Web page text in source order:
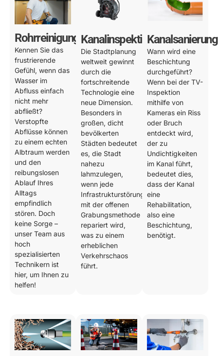
Rohrreinigung
Kennen Sie das
frustrierende
Gefühl, wenn das
Wasser im
Abfluss einfach
nicht mehr
abfließt?
Verstopfte
Abflüsse können
zu einem echten
Albtraum werden
und den
reibungslosen
Ablauf Ihres
Alltags
empfindlich
stören. Doch
keine Sorge –
unser Team aus
hoch
spezialisierten
Technikern ist
hier, um Ihnen zu
helfen!
Kanalinspektion
Die Stadtplanung
weltweit gewinnt
durch die
fortschreitende
Technologie eine
neue Dimension.
Besonders in
großen, dicht
bevölkerten
Städten bedeutet
es, die Stadt
nahezu
lahmzulegen,
wenn jede
Infrastrukturstörung
mit der offenen
Grabungsmethode
repariert wird,
was zu einem
erheblichen
Verkehrschaos
führt.
Kanalsanierung
Wann wird eine
Beschichtung
durchgeführt?
Wenn bei der TV-
Inspektion
mithilfe von
Kameras ein Riss
oder Bruch
entdeckt wird,
der zu
Undichtigkeiten
im Kanal führt,
bedeutet dies,
dass der Kanal
eine
Rehabilitation,
also eine
Beschichtung,
benötigt.